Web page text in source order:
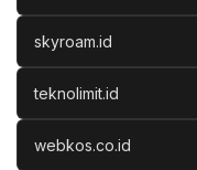
skyroam.id
teknolimit.id
webkos.co.id